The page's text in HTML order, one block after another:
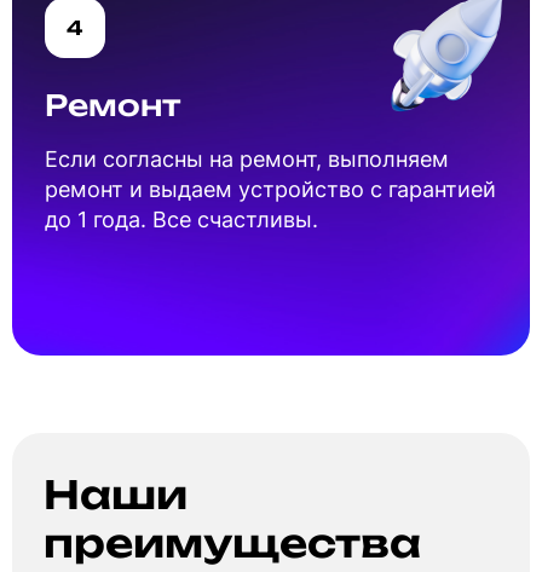
4
Ремонт
Если согласны на ремонт, выполняем
ремонт и выдаем устройство с гарантией
до 1 года. Все счастливы.
Наши
преимущества